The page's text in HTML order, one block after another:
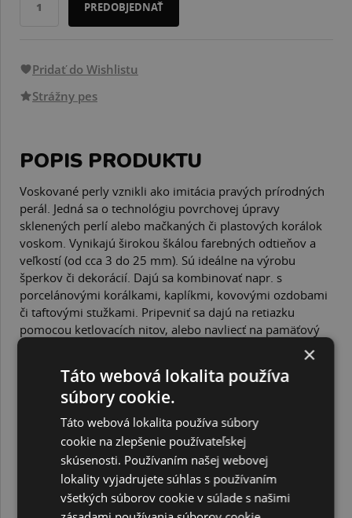
PREDOBJEDNAŤ
Pridať do Wishlistu
Strážny pes
POPIS PRODUKTU
Voskované perly vznikli ako imitácia pravých prírodných
perál. Jedná sa o technológiu povrchovej úpravy
sklenených perlí alebo mačkaných či plastových korálok
voskom. Vynikajú širokou škálou farebných odtieňov a
veľkostí (od cca 3 do 25 mm). Sú ideálne na výrobu
šperkov či dekorácií. Dajú sa kombinovať napr. s
porcelánovými korálkami, kaplíkmi, kovovými ozdobami
či taftovými stužkami. Pripevniť sa dajú na retiazku
pomocou ketlovacích nitov, alebo navliecť na pamäťový
drôt, pevný vlasec, šnúrku alebo na drôtik až do hrúbky 1
poškrabaniu povrchu.
Balenie obsahuje 30 ks perál veľkosti 6 mm (priemer
otvoru je 1 mm).
SÚVISIACE PRODUKTY
×
Táto webová lokalita používa
súbory cookie.
Táto webová lokalita používa súbory
cookie na zlepšenie používateľskej
skúsenosti. Používaním našej webovej
lokality vyjadrujete súhlas s používaním
všetkých súborov cookie v súlade s našimi